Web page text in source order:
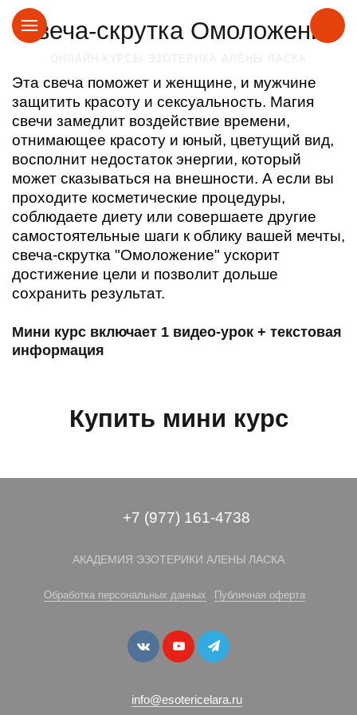
Свеча-скрутка Омоложение
Эта свеча поможет и женщине, и мужчине
защитить красоту и сексуальность. Магия
свечи замедлит воздействие времени,
отнимающее красоту и юный, цветущий вид,
восполнит недостаток энергии, который
может сказываться на внешности. А если вы
проходите косметические процедуры,
соблюдаете диету или совершаете другие
самостоятельные шаги к облику вашей мечты,
свеча-скрутка "Омоложение" ускорит
достижение цели и позволит дольше
сохранить результат.
Мини курс включает 1 видео-урок + текстовая
информация
Купить мини курс
+7 (977) 161-4738
АКАДЕМИЯ ЭЗОТЕРИКИ АЛЕНЫ ЛАСКА
Обработка персональных данных Публичная оферта
info@esotericelara.ru